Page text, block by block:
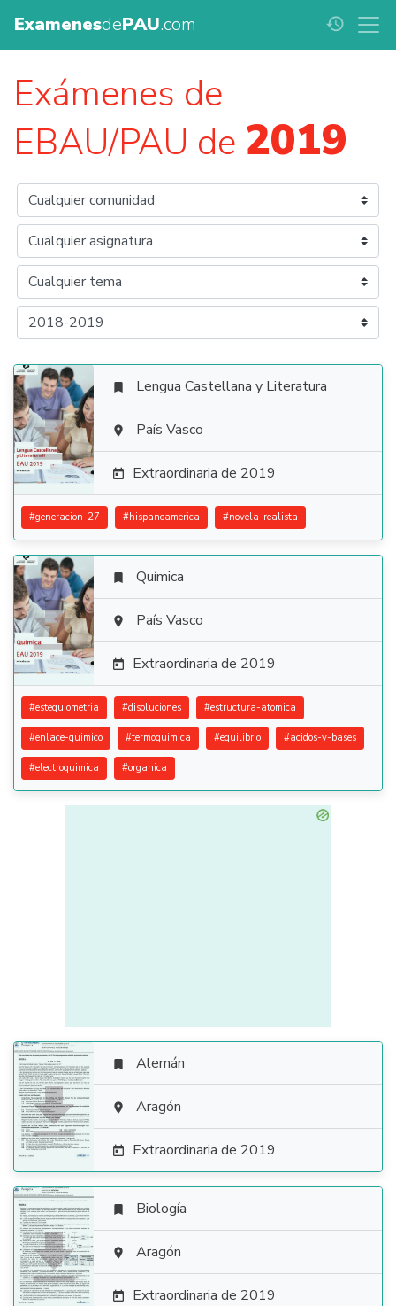
ExamenesdePAU.com history
Exámenes de
EBAU/PAU de 2019

 Lengua Castellana y Literatura
 País Vasco
 Extraordinaria de 2019
#generacion-27 #hispanoamerica #novela-realista

 Química
 País Vasco
 Extraordinaria de 2019
#estequiometria #disoluciones #estructura-atomica
#enlace-quimico #termoquimica #equilibrio #acidos-y-bases
#electroquimica #organica

 Alemán
 Aragón
 Extraordinaria de 2019

 Biología
 Aragón
 Extraordinaria de 2019